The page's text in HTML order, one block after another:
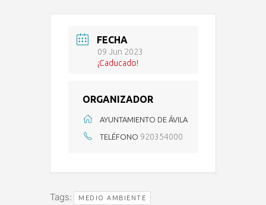
FECHA
09 Jun 2023
¡Caducado!
ORGANIZADOR
AYUNTAMIENTO DE ÁVILA
TELÉFONO 920354000
Tags: MEDIO AMBIENTE